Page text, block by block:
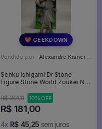
💖 GEEKDOWN
Vendido por: Alexandre Kisner - PR
Senku Ishigami Dr Stone
Figure Stone World Zoukei No
Bandai - Dr. Stone
R$ 201,11 10% OFF
R$ 181,00
4x R$ 45,25 sem juros